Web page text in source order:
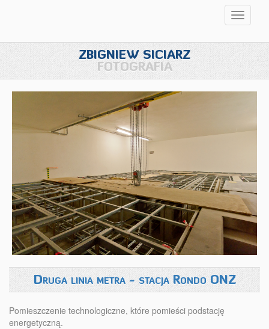
ZBIGNIEW SICIARZ
FOTOGRAFIA
Druga linia metra - stacja Rondo ONZ
Pomieszczenie technologiczne, które pomieści podstację
energetyczną.